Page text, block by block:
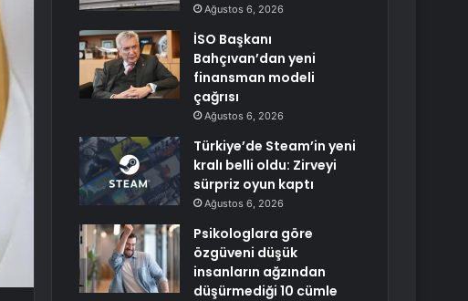
Ağustos 6, 2026
İSO Başkanı
Bahçıvan’dan yeni
finansman modeli
çağrısı
Ağustos 6, 2026
Türkiye’de Steam’in yeni
kralı belli oldu: Zirveyi
sürpriz oyun kaptı
Ağustos 6, 2026
Psikologlara göre
özgüveni düşük
insanların ağzından
düşürmediği 10 cümle